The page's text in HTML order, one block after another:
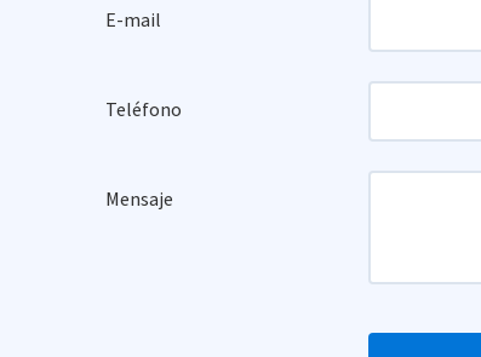
E-mail
Teléfono
Mensaje